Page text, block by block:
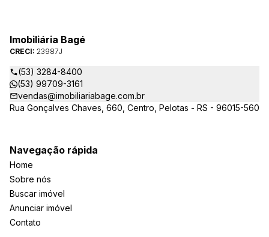
Imobiliária Bagé
CRECI: 23987J
(53) 3284-8400
(53) 99709-3161
vendas@imobiliariabage.com.br
Rua Gonçalves Chaves, 660, Centro, Pelotas - RS - 96015-560
Navegação rápida
Home
Sobre nós
Buscar imóvel
Anunciar imóvel
Contato